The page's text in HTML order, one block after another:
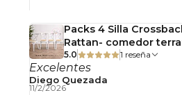
✔️ Materiales fáciles de
Cuidados
Limpiar con un paño suave
Packs 4 Silla
Rattan- comedor
5.0 1 reseña
Excelentes
Diego Quezada
11/2/2026